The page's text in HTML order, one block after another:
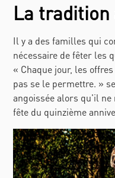
La
Il y a des familles qui
nécessaire de fêter les
« Chaque jour, les
pas se le permettre. »
angoissée alors qu'il ne
fête du quinzième